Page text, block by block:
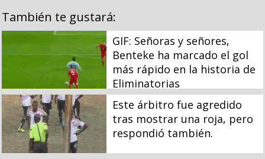
También te gustará:
GIF: Señoras y señores,
Benteke ha marcado el gol
más rápido en la historia de
Eliminatorias
Este árbitro fue agredido
tras mostrar una roja, pero
respondió también.